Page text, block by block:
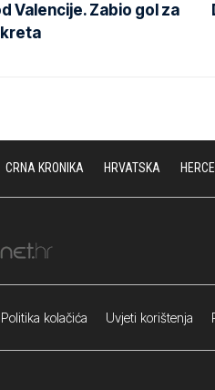
Valencije. Zabio gol za
CRNA KRONIKA HRVATSKA
Politika kolačića Uvjeti korištenja